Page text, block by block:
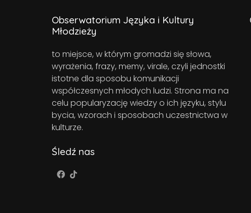
Obserwatorium Języka i Kultury
Młodzieży
to miejsce, w którym gromadzi się słowa,
wyrażenia, frazy, memy, virale, czyli jednostki
istotne dla sposobu komunikacji
współczesnych młodych ludzi. Strona ma na
celu popularyzację wiedzy o ich języku, stylu
bycia, wzorach i sposobach uczestnictwa w
kulturze.
Śledź nas